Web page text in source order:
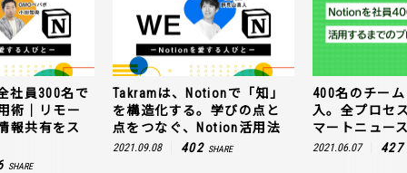
社員300名で
術｜リモー
報共有をス
SHARE
Takramは、Notionで「知」
を構造化する。学びの点と
点をつなぐ、Notion活用法
2021.09.08 402 SHARE
400名のチー
入。全プロセ
マートニュー
2021.06.07 427